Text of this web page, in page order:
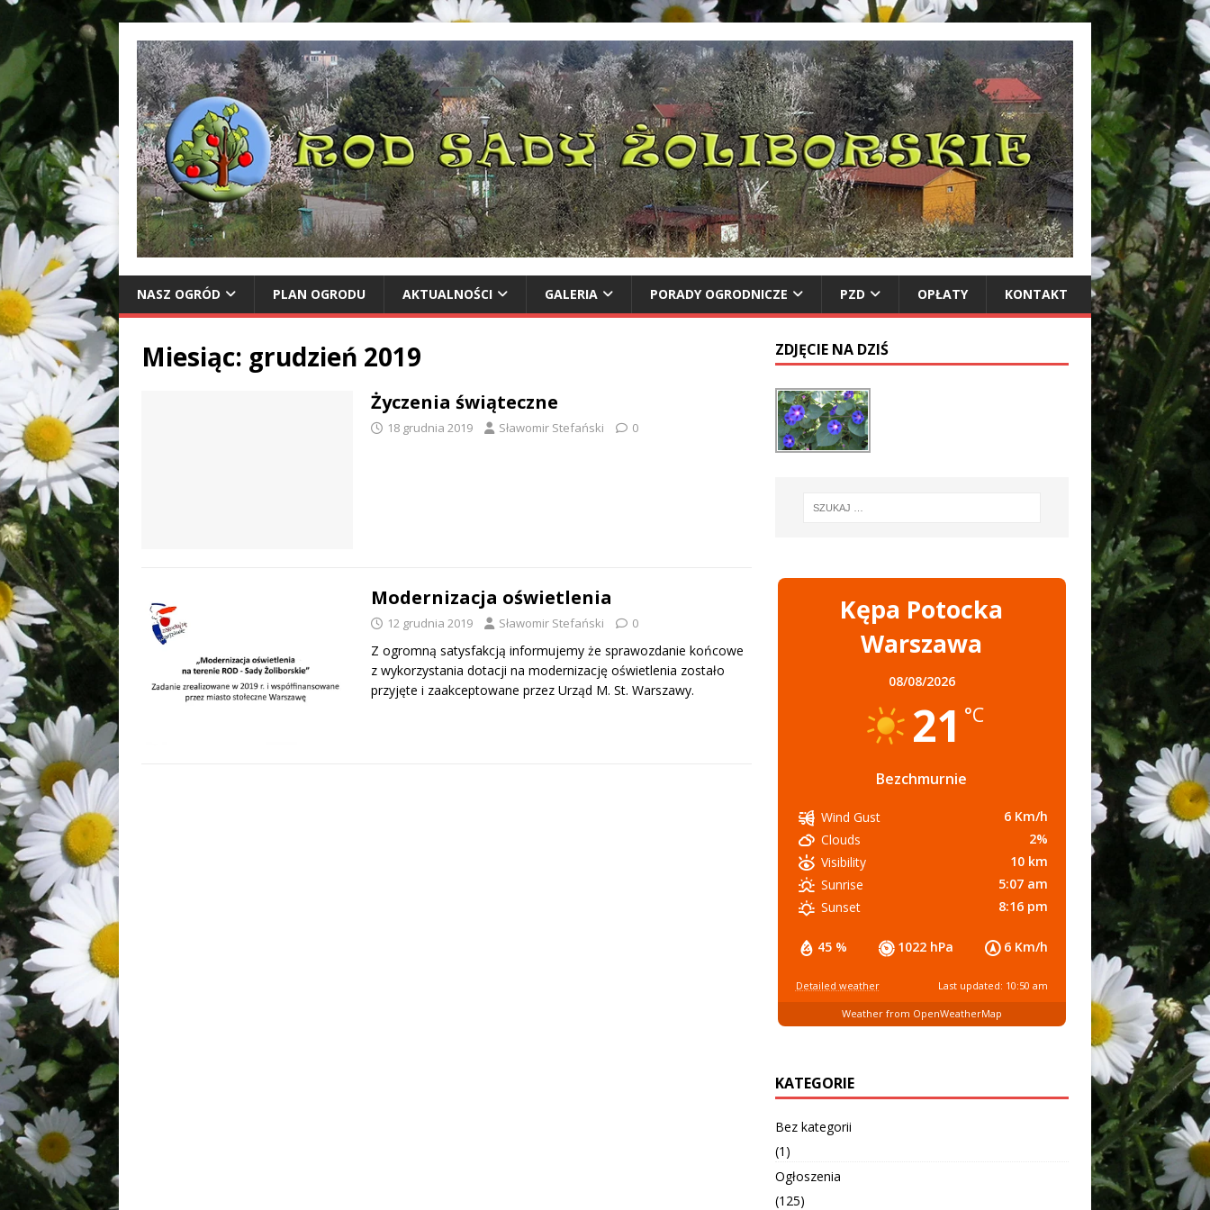
NASZ OGRÓD PLAN OGRODU AKTUALNOŚCI GALERIA PORADY OGRODNICZE PZD OPŁATY KONTAKT
Miesiąc: grudzień 2019
Życzenia świąteczne
18 grudnia 2019 Sławomir Stefański 0
Modernizacja oświetlenia
12 grudnia 2019 Sławomir Stefański 0
Z ogromną satysfakcją informujemy że sprawozdanie końcowe
z wykorzystania dotacji na modernizację oświetlenia zostało
przyjęte i zaakceptowane przez Urząd M. St. Warszawy.
ZDJĘCIE NA DZIŚ
Kępa Potocka
Warszawa
08/08/2026
21 °C
Bezchmurnie
45 % 1022 hPa 6 Km/h
Wind Gust
6 Km/h
Clouds
2%
Visibility
10 km
Sunrise
5:07 am
Sunset
8:16 pm
Detailed weather Last updated: 10:50 am
Weather from OpenWeatherMap
KATEGORIE
Bez kategorii
(1)
Ogłoszenia
(125)